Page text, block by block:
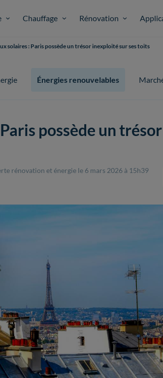
Chauffage Rénovation
solaires : Paris possède un trésor inexploité sur ses toits
Énergies renouvelables
possède un
rénovation et énergie le 6 mars 2026 à 15h39